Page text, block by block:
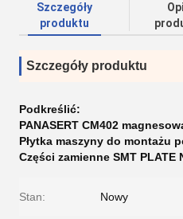
Szczegóły
produktu
Szczegóły produktu
Podkreślić:
PANASERT CM402
Płytka maszyny do montażu
Części zamienne SMT PLATE
Stan: Nowy